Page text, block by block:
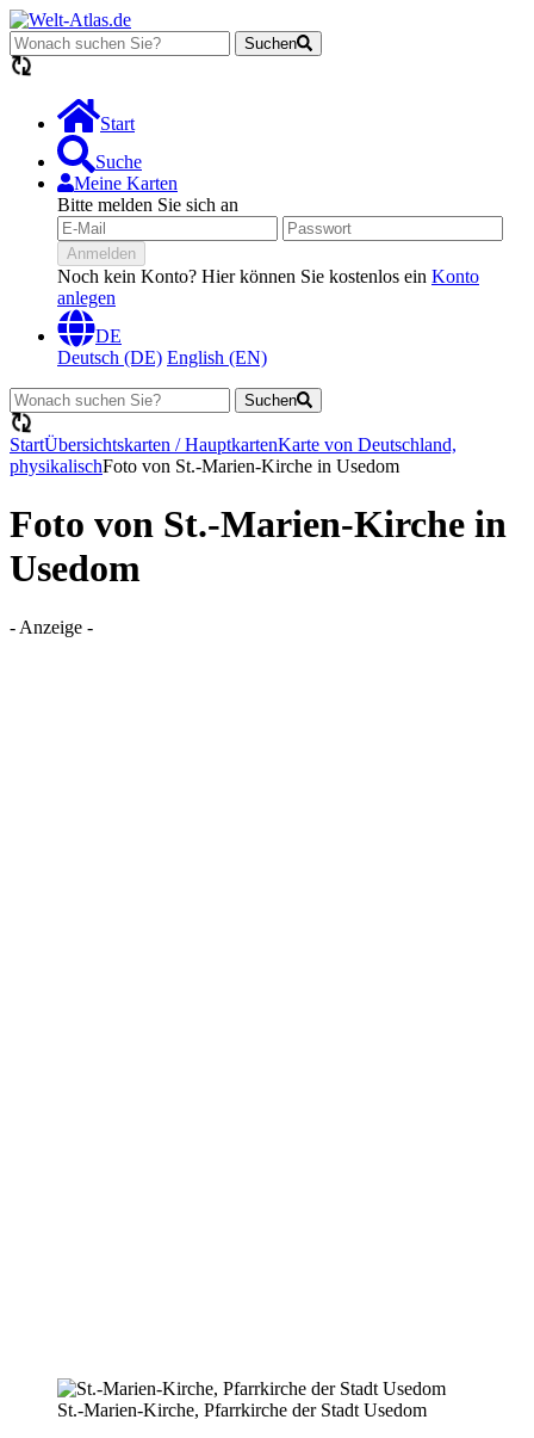
Suchen
Start
Suche
Meine Karten
Bitte melden Sie sich an
Anmelden
Noch kein Konto? Hier können Sie kostenlos ein Konto
anlegen
DE
Deutsch (DE) English (EN)
Suchen
StartÜbersichtskarten / HauptkartenKarte von Deutschland,
physikalischFoto von St.-Marien-Kirche in Usedom
Foto von St.-Marien-Kirche in
Usedom
- Anzeige -
St.-Marien-Kirche, Pfarrkirche der Stadt Usedom